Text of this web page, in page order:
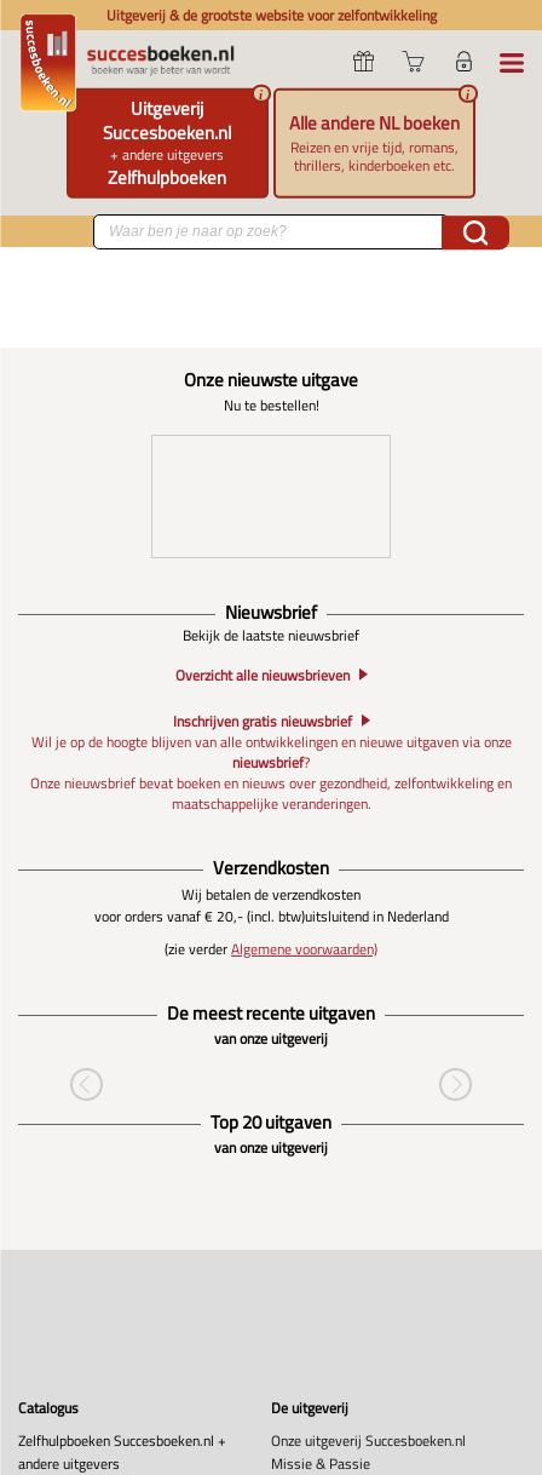
Uitgeverij & de grootste website voor zelfontwikkeling
Uitgeverij
Succesboeken.nl
+ andere uitgevers
Zelfhulpboeken
i
Alle andere NL boeken
Reizen en vrije tijd, romans,
thrillers, kinderboeken etc.
i
Onze nieuwste uitgave
Nu te bestellen!
Nieuwsbrief
Bekijk de laatste nieuwsbrief
Overzicht alle nieuwsbrieven
Inschrijven gratis nieuwsbrief
Wil je op de hoogte blijven van alle ontwikkelingen en nieuwe uitgaven via onze
nieuwsbrief?
Onze nieuwsbrief bevat boeken en nieuws over gezondheid, zelfontwikkeling en
maatschappelijke veranderingen.
Verzendkosten
Wij betalen de verzendkosten
voor orders vanaf € 20,- (incl. btw)uitsluitend in Nederland
(zie verderAlgemene voorwaarden)
De meest recente uitgaven
van onze uitgeverij
Top 20 uitgaven
van onze uitgeverij
Catalogus
Zelfhulpboeken Succesboeken.nl +
andere uitgevers
De uitgeverij
Onze uitgeverij Succesboeken.nl
Missie & Passie